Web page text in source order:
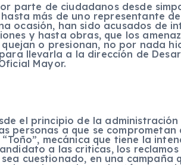
parte de ciudadanos desde
más de uno representante
ocasión, han sido acusados de
y hasta obras, que los
o presionan, no por nada
llevarla a la dirección de
Mayor.
el principio de la
personas a que se comprometan
mecánica que tiene la
a las criticas, los
cuestionado, en una campaña